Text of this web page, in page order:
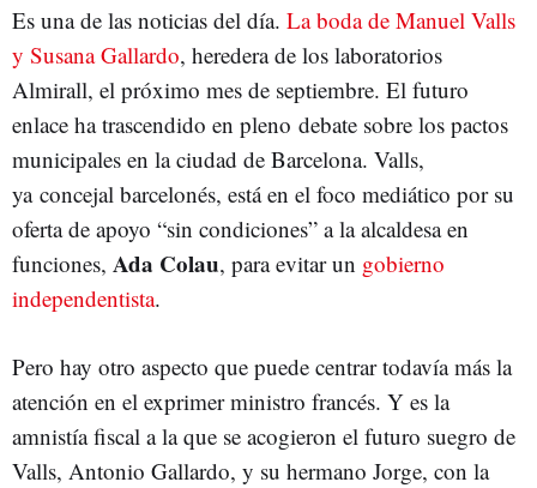
Es una de las noticias del día. La boda de Manuel Valls
y Susana Gallardo, heredera de los laboratorios
Almirall, el próximo mes de septiembre. El futuro
enlace ha trascendido en pleno debate sobre los pactos
municipales en la ciudad de Barcelona. Valls,
ya concejal barcelonés, está en el foco mediático por su
oferta de apoyo “sin condiciones” a la alcaldesa en
funciones, Ada Colau, para evitar un gobierno
independentista.
Pero hay otro aspecto que puede centrar todavía más la
atención en el exprimer ministro francés. Y es la
amnistía fiscal a la que se acogieron el futuro suegro de
Valls, Antonio Gallardo, y su hermano Jorge, con la